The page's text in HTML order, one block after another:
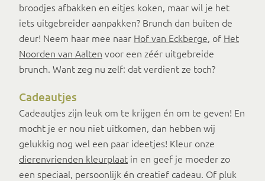
broodjes afbakken en eitjes koken, maar wil je het
iets uitgebreider aanpakken? Brunch dan buiten de
deur! Neem haar mee naar Hof van Eckberge, of Het
Noorden van Aalten voor een zéér uitgebreide
brunch. Want zeg nu zelf: dat verdient ze toch?
Cadeautjes
Cadeautjes zijn leuk om te krijgen én om te geven! En
mocht je er nou niet uitkomen, dan hebben wij
gelukkig nog wel een paar ideetjes! Kleur onze
dierenvrienden kleurplaat in en geef je moeder zo
een speciaal, persoonlijk én creatief cadeau. Of pluk